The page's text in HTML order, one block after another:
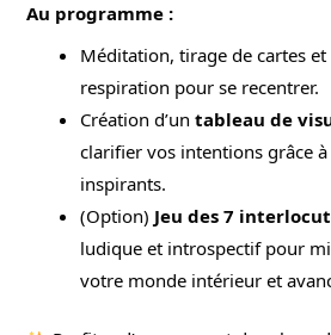
Au programme :
Méditation, tirage de cartes et
respiration pour se recentrer.
Création d’untableau de
clarifier vos intentions grâce
inspirants.
(Option) Jeu des 7
ludique et introspectif pour
votre monde intérieur et